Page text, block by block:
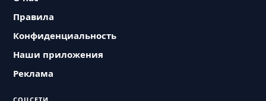
Правила
Конфиденциальность
Наши приложения
Реклама